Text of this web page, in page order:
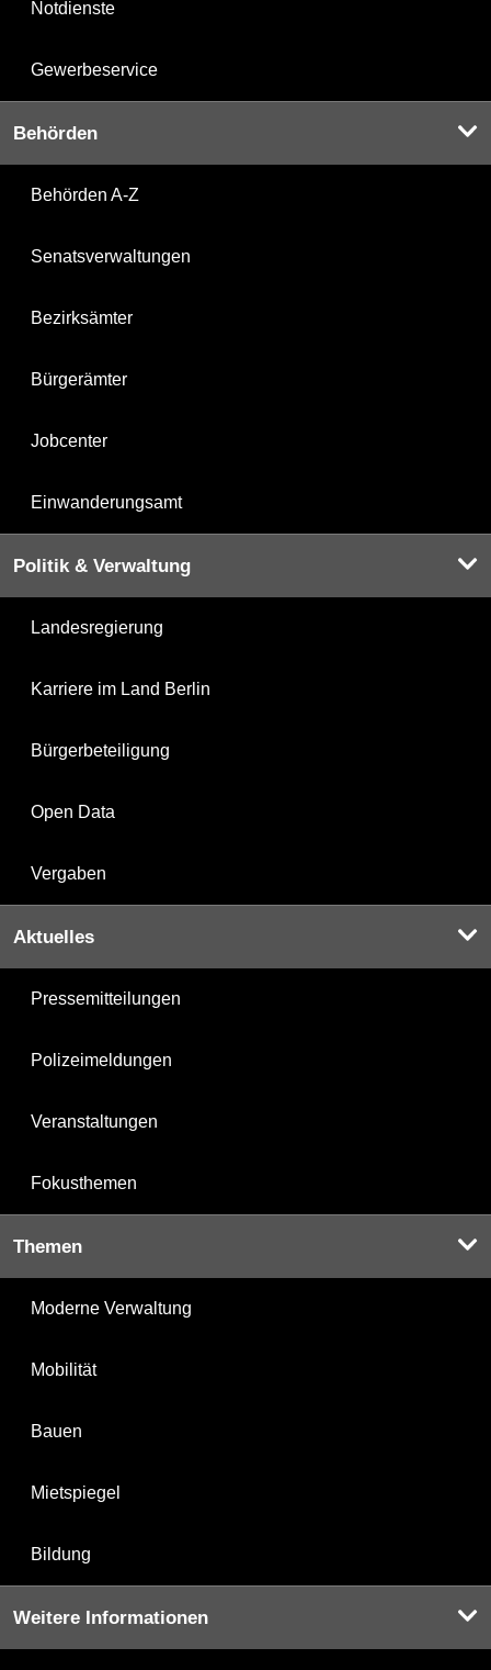
Notdienste
Gewerbeservice
Behörden
Behörden A-Z
Senatsverwaltungen
Bezirksämter
Bürgerämter
Jobcenter
Einwanderungsamt
Politik & Verwaltung
Landesregierung
Karriere im Land Berlin
Bürgerbeteiligung
Open Data
Vergaben
Aktuelles
Pressemitteilungen
Polizeimeldungen
Veranstaltungen
Fokusthemen
Themen
Moderne Verwaltung
Mobilität
Bauen
Mietspiegel
Bildung
Weitere Informationen